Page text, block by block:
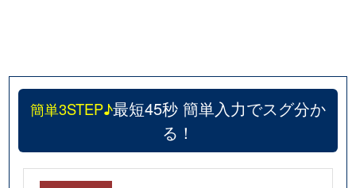
簡単3STEP♪最短45秒 簡単入力でスグ分か
る！